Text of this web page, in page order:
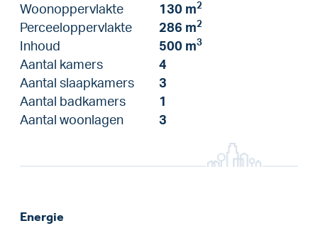
Woonoppervlakte 130 m2
Perceeloppervlakte 286 m2
Inhoud 500 m3
Aantal kamers
4
Aantal slaapkamers
3
Aantal badkamers
1
Aantal woonlagen
3
Energie